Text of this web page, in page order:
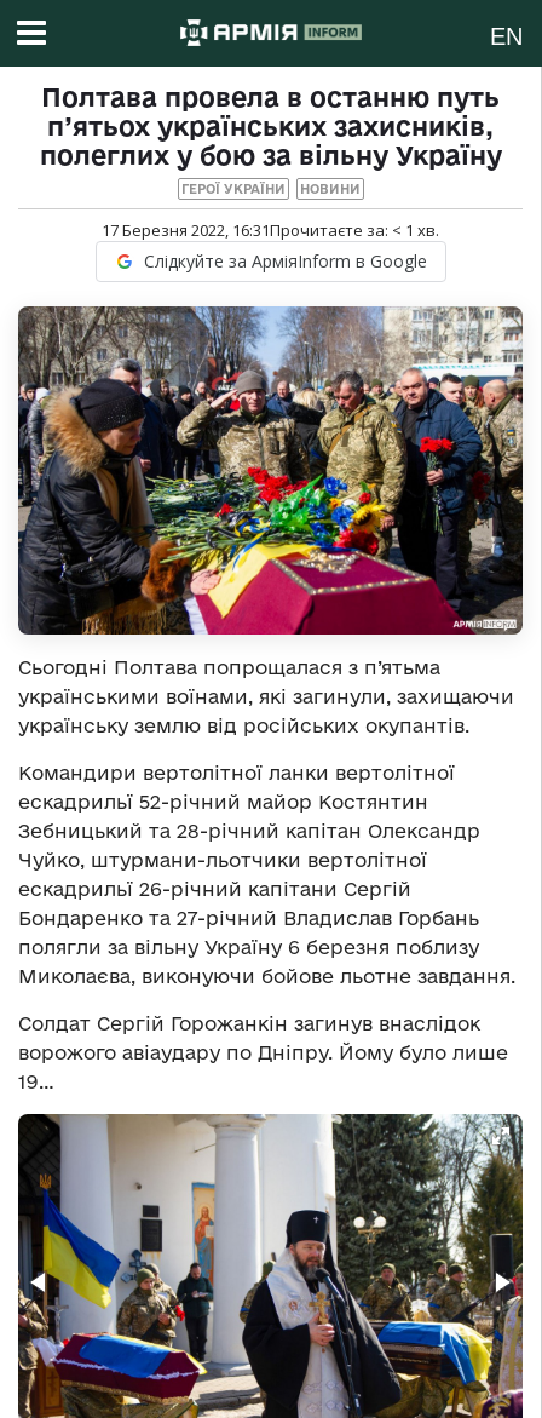
EN
Полтава провела в останню путь
п’ятьох українських захисників,
полеглих у бою за вільну Україну
ГЕРОЇ УКРАЇНИ НОВИНИ
17 Березня 2022, 16:31Прочитаєте за: < 1 хв.
Слідкуйте за АрміяInform в Google
Сьогодні Полтава попрощалася з п’ятьма
українськими воїнами, які загинули, захищаючи
українську землю від російських окупантів.
Командири вертолітної ланки вертолітної
ескадрильї 52-річний майор Костянтин
Зебницький та 28-річний капітан Олександр
Чуйко, штурмани-льотчики вертолітної
ескадрильї 26-річний капітани Сергій
Бондаренко та 27-річний Владислав Горбань
полягли за вільну Україну 6 березня поблизу
Миколаєва, виконуючи бойове льотне завдання.
Солдат Сергій Горожанкін загинув внаслідок
ворожого авіаудару по Дніпру. Йому було лише
19…